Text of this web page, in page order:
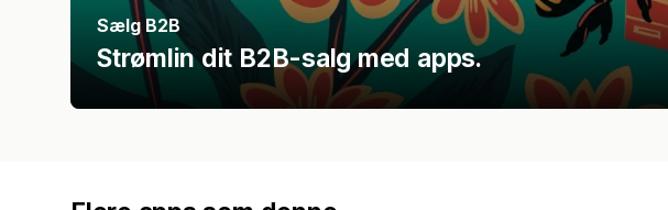
Sælg B2B
Strømlin dit B2B-salg med apps.